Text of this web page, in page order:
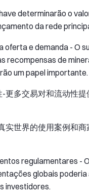
determinarão o
da rede
oferta e demanda - O
recompensas de
um papel importante.
更多交易对和流动性
实世界的使用案例和
regulamentares -
globais
investidores.